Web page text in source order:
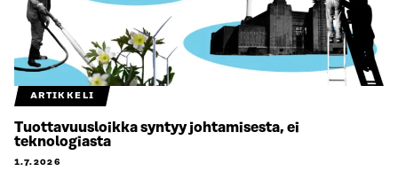
ARTIKKELI
Tuottavuusloikka syntyy johtamisesta, ei
teknologiasta
1.7.2026